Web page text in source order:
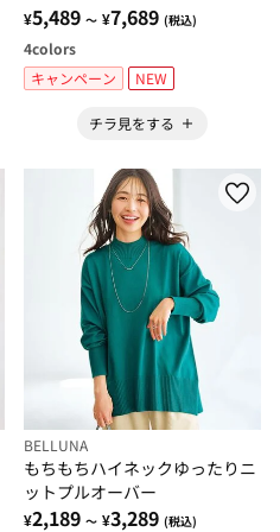
¥5,489 ～ ¥7,689 (税込)
4colors
キャンペーン
NEW
チラ見をする
BELLUNA
もちもちハイネックゆったりニ
ットプルオーバー
¥2,189 ～ ¥3,289 (税込)